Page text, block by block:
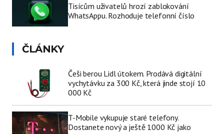
Tisícům uživatelů hrozí zablokování
WhatsAppu. Rozhoduje telefonní číslo
ČLÁNKY
Češi berou Lidl útokem. Prodává digitální
vychytávku za 300 Kč, která jinde stojí 10
000 Kč
T-Mobile vykupuje staré telefony.
Dostanete nový a ještě 1000 Kč jako